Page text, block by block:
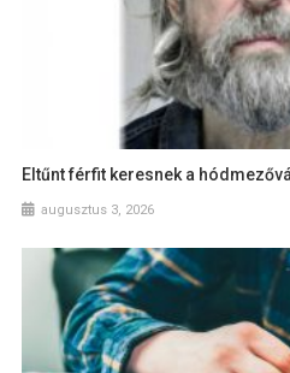
Eltűnt férfit keresnek a
augusztus 3, 2026